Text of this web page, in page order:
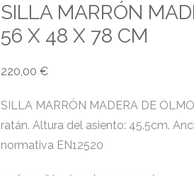
SILLA MARRÓN
56 X 48 X 78 CM
220,00 €
SILLA MARRÓN MADERA DE
ratán. Altura del asiento: 45.5cm.
normativa EN12520